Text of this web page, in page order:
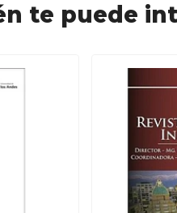
te puede